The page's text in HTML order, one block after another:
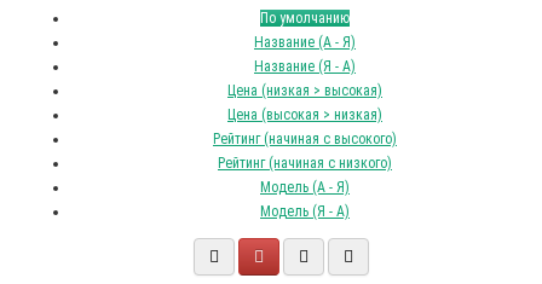
По умолчанию
Название (А - Я)
Название (Я - А)
Цена (низкая > высокая)
Цена (высокая > низкая)
Рейтинг (начиная с высокого)
Рейтинг (начиная с низкого)
Модель (А - Я)
Модель (Я - А)